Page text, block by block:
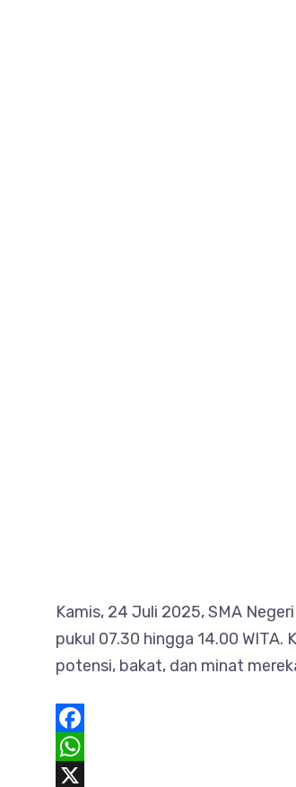
Kamis, 24 Juli 2025, SMA
pukul 07.30 hingga 14.00
potensi, bakat, dan minat
F
aW